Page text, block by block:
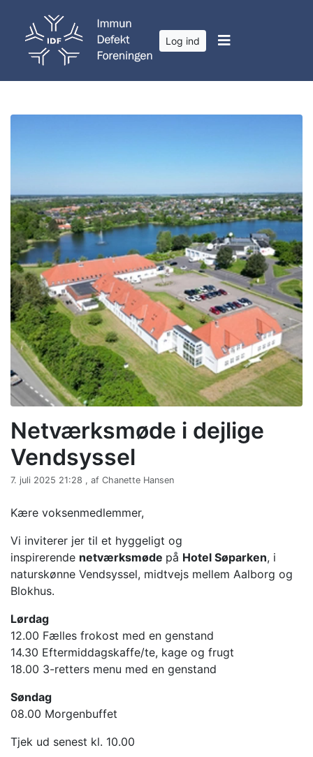
Log ind
Netværksmøde i dejlige
Vendsyssel
7. juli 2025 21:28 , af Chanette Hansen
Kære voksenmedlemmer,
Vi inviterer jer til et hyggeligt og
inspirerende netværksmøde på Hotel Søparken, i
naturskønne Vendsyssel, midtvejs mellem Aalborg og
Blokhus.
Lørdag
12.00 Fælles frokost med en genstand
14.30 Eftermiddagskaffe/te, kage og frugt
18.00 3-retters menu med en genstand
Søndag
08.00 Morgenbuffet
Tjek ud senest kl. 10.00